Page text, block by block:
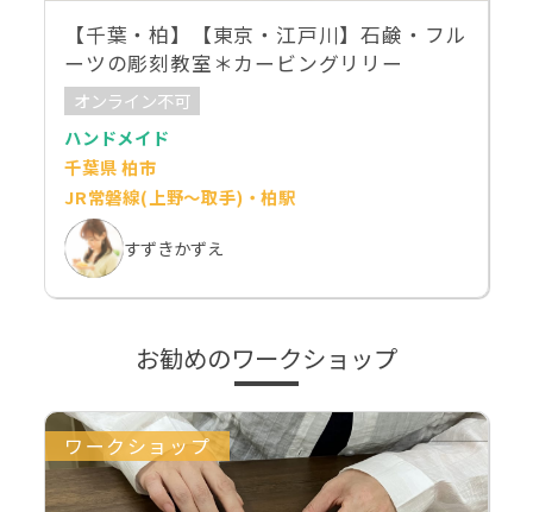
【千葉・柏】【東京・江戸川】石鹸・フル
ーツの彫刻教室＊カービングリリー
オンライン不可
ハンドメイド
千葉県 柏市
JR常磐線(上野～取手)・柏駅
すずきかずえ
お勧めのワークショップ
ワークショップ